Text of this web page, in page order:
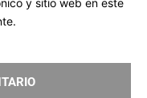
y sitio web en este